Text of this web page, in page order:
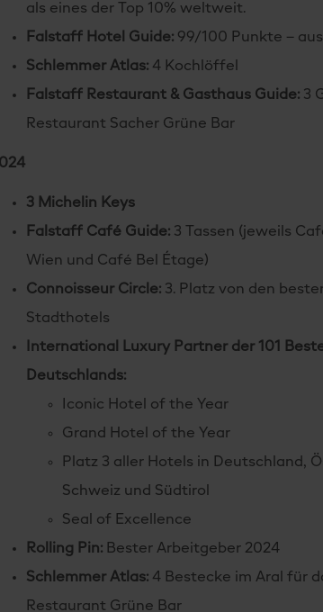
als eines der Top 10% weltweit.
Falstaff Hotel Guide: 99/100 Punkte –
Schlemmer Atlas: 4 Kochlöffel
Falstaff Restaurant & Gasthaus Guide: 3
Restaurant Sacher Grüne Bar
3 Michelin Keys
Falstaff Café Guide: 3 Tassen (jeweils
Wien und Café Bel Étage)
Connoisseur Circle: 3. Platz von den
Stadthotels
International Luxury Partner der 101
Deutschlands:
Iconic Hotel of the Year
Grand Hotel of the Year
Platz 3 aller Hotels in Deutschland,
Schweiz und Südtirol
Seal of Excellence
Rolling Pin: Bester Arbeitgeber 2024
Schlemmer Atlas: 4 Bestecke im Aral für
Restaurant Grüne Bar